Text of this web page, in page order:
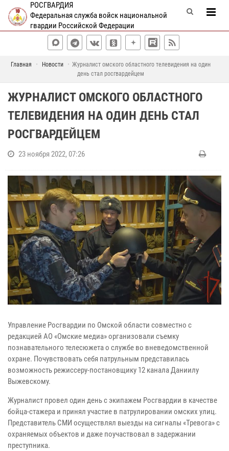
РОСГВАРДИЯ
Федеральная служба войск национальной
гвардии Российской Федерации
Главная Новости
Журналист омского областного телевидения на один
день стал росгвардейцем
ЖУРНАЛИСТ ОМСКОГО ОБЛАСТНОГО
ТЕЛЕВИДЕНИЯ НА ОДИН ДЕНЬ СТАЛ
РОСГВАРДЕЙЦЕМ
23 ноября 2022, 07:26
Управление Росгвардии по Омской области совместно с
редакцией АО «Омские медиа» организовали съемку
познавательного телесюжета о службе во вневедомственной
охране. Почувствовать себя патрульным представилась
возможность режиссеру-постановщику 12 канала Даниилу
Выжевскому.
Журналист провел один день с экипажем Росгвардии в качестве
бойца-стажера и принял участие в патрулировании омских улиц.
Представитель СМИ осуществлял выезды на сигналы «Тревога» с
охраняемых объектов и даже поучаствовал в задержании
преступника.